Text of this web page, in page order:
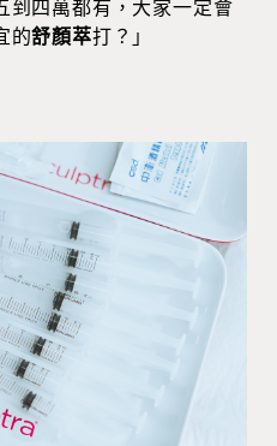
到四萬都有，大家一定會
的舒顏萃打？」